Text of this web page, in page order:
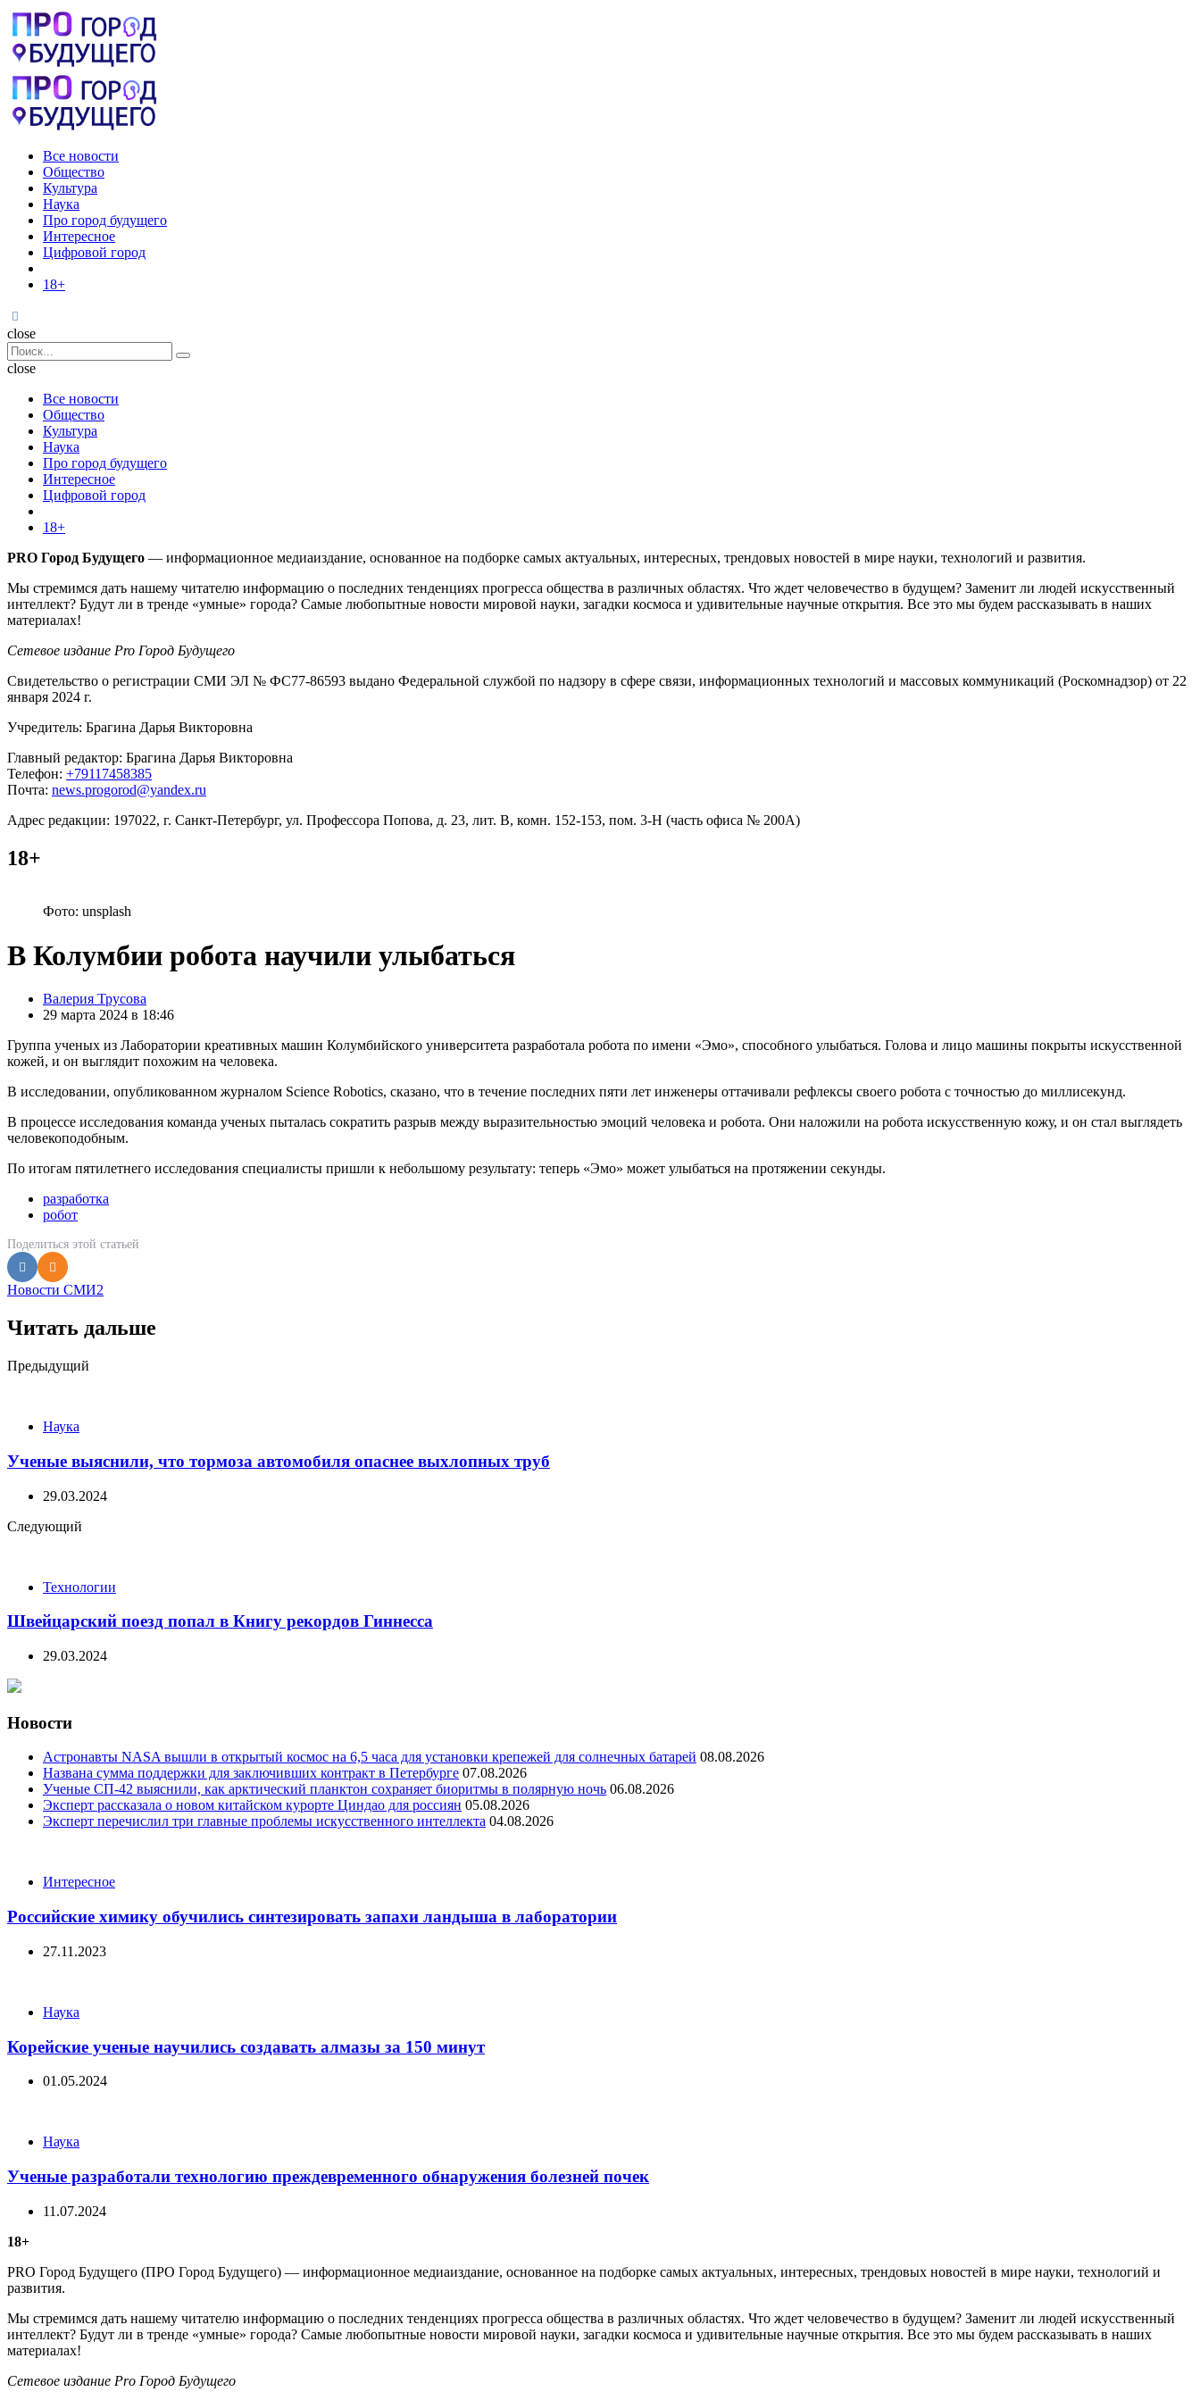
Menu
Поиск
Menu
Все новости
Общество
Культура
Наука
Про город будущего
Интересное
Цифровой город
18+
Поиск
close
Search
for:
Поиск
close
Все новости
Общество
Культура
Наука
Про город будущего
Интересное
Цифровой город
18+
PRO Город Будущего — информационное медиаиздание, основанное на подборке самых актуальных, интересных, трендовых новостей в мире науки, технологий и развития.
Мы стремимся дать нашему читателю информацию о последних тенденциях прогресса общества в различных областях. Что ждет человечество в будущем? Заменит ли людей искусственный
интеллект? Будут ли в тренде «умные» города? Самые любопытные новости мировой науки, загадки космоса и удивительные научные открытия. Все это мы будем рассказывать в наших
материалах!
Сетевое издание Pro Город Будущего
Свидетельство о регистрации СМИ ЭЛ № ФС77-86593 выдано Федеральной службой по надзору в сфере связи, информационных технологий и массовых коммуникаций (Роскомнадзор) от 22
января 2024 г.
Учредитель: Брагина Дарья Викторовна
Главный редактор: Брагина Дарья Викторовна
Телефон: +79117458385
Почта: news.progorod@yandex.ru
Адрес редакции: 197022, г. Санкт-Петербург, ул. Профессора Попова, д. 23, лит. В, комн. 152-153, пом. 3-Н (часть офиса № 200А)
18+
Фото: unsplash
В Колумбии робота научили улыбаться
Posted
by
Валерия Трусова
29 марта 2024 в 18:46
Группа ученых из Лаборатории креативных машин Колумбийского университета разработала робота по имени «Эмо», способного улыбаться. Голова и лицо машины покрыты искусственной
кожей, и он выглядит похожим на человека.
В исследовании, опубликованном журналом Science Robotics, сказано, что в течение последних пяти лет инженеры оттачивали рефлексы своего робота с точностью до миллисекунд.
В процессе исследования команда ученых пыталась сократить разрыв между выразительностью эмоций человека и робота. Они наложили на робота искусственную кожу, и он стал выглядеть
человекоподобным.
По итогам пятилетнего исследования специалисты пришли к небольшому результату: теперь «Эмо» может улыбаться на протяжении секунды.
разработка
робот
Поделиться этой статьей
Новости СМИ2
Читать дальше
Post
Предыдущий
Наука
Ученые выяснили, что тормоза автомобиля опаснее выхлопных труб
29.03.2024
Следующий
Технологии
Швейцарский поезд попал в Книгу рекордов Гиннесса
29.03.2024
Новости
Астронавты NASA вышли в открытый космос на 6,5 часа для установки крепежей для солнечных батарей 08.08.2026
Названа сумма поддержки для заключивших контракт в Петербурге 07.08.2026
Ученые СП-42 выяснили, как арктический планктон сохраняет биоритмы в полярную ночь 06.08.2026
Эксперт рассказала о новом китайском курорте Циндао для россиян 05.08.2026
Эксперт перечислил три главные проблемы искусственного интеллекта 04.08.2026
CategoriesИнтересное
Российские химику обучились синтезировать запахи ландыша в лаборатории
27.11.2023
Categories
Наука
Корейские ученые научились создавать алмазы за 150 минут
01.05.2024
Categories
Наука
Ученые разработали технологию преждевременного обнаружения болезней почек
11.07.2024
18+
PRO Город Будущего (ПРО Город Будущего) — информационное медиаиздание, основанное на подборке самых актуальных, интересных, трендовых новостей в мире науки, технологий и
развития.
Мы стремимся дать нашему читателю информацию о последних тенденциях прогресса общества в различных областях. Что ждет человечество в будущем? Заменит ли людей искусственный
интеллект? Будут ли в тренде «умные» города? Самые любопытные новости мировой науки, загадки космоса и удивительные научные открытия. Все это мы будем рассказывать в наших
материалах!
Сетевое издание Рrо Город Будущего